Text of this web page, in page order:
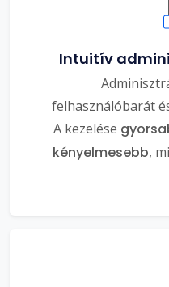
Intuitív
felhasználóbarát
A kezelése
kényelmesebb,